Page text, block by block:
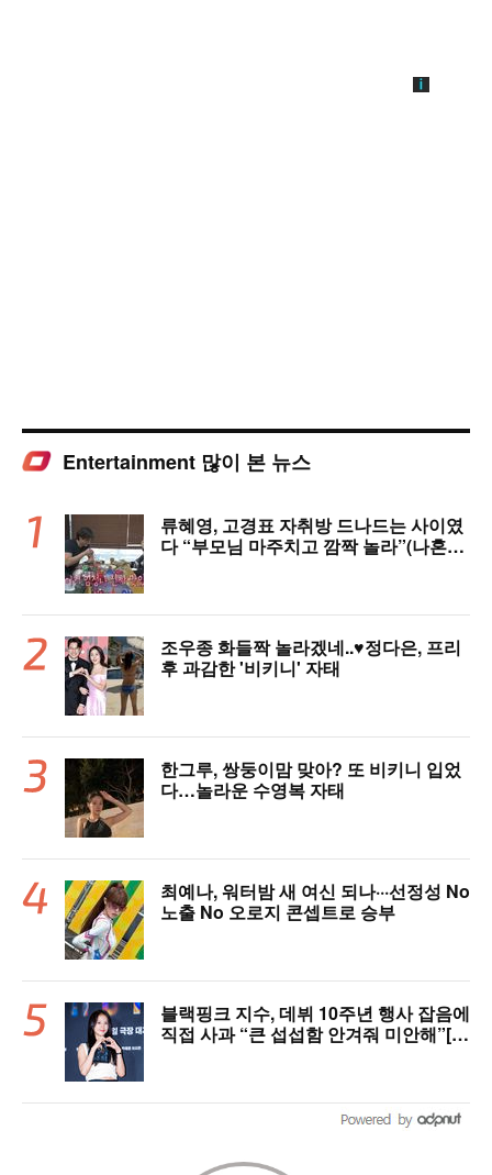
Entertainment 많이 본 뉴스
류혜영, 고경표 자취방 드나드는 사이였
다 “부모님 마주치고 깜짝 놀라”(나혼자
조우종 화들짝 놀라겠네..♥정다은, 프리
후 과감한 '비키니' 자태
한그루, 쌍둥이맘 맞아? 또 비키니 입었
다…놀라운 수영복 자태
최예나, 워터밤 새 여신 되나···선정성 No
노출 No 오로지 콘셉트로 승부
블랙핑크 지수, 데뷔 10주년 행사 잡음에
직접 사과 “큰 섭섭함 안겨줘 미안해”[핫